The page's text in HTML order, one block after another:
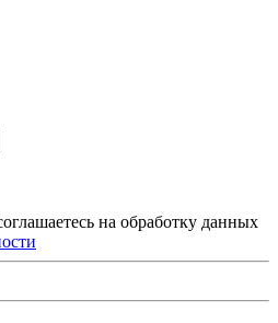
на обработку данных